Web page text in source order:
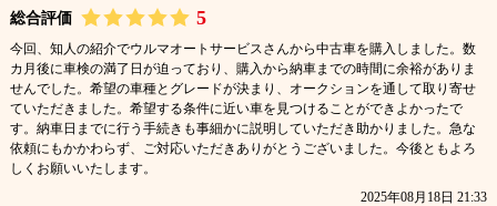
総合評価 5
今回、知人の紹介でウルマオートサービスさんから中古車を購入しました。数
カ月後に車検の満了日が迫っており、購入から納車までの時間に余裕がありま
せんでした。希望の車種とグレードが決まり、オークションを通して取り寄せ
ていただきました。希望する条件に近い車を見つけることができよかったで
す。納車日までに行う手続きも事細かに説明していただき助かりました。急な
依頼にもかかわらず、ご対応いただきありがとうございました。今後ともよろ
しくお願いいたします。
2025年08月18日 21:33